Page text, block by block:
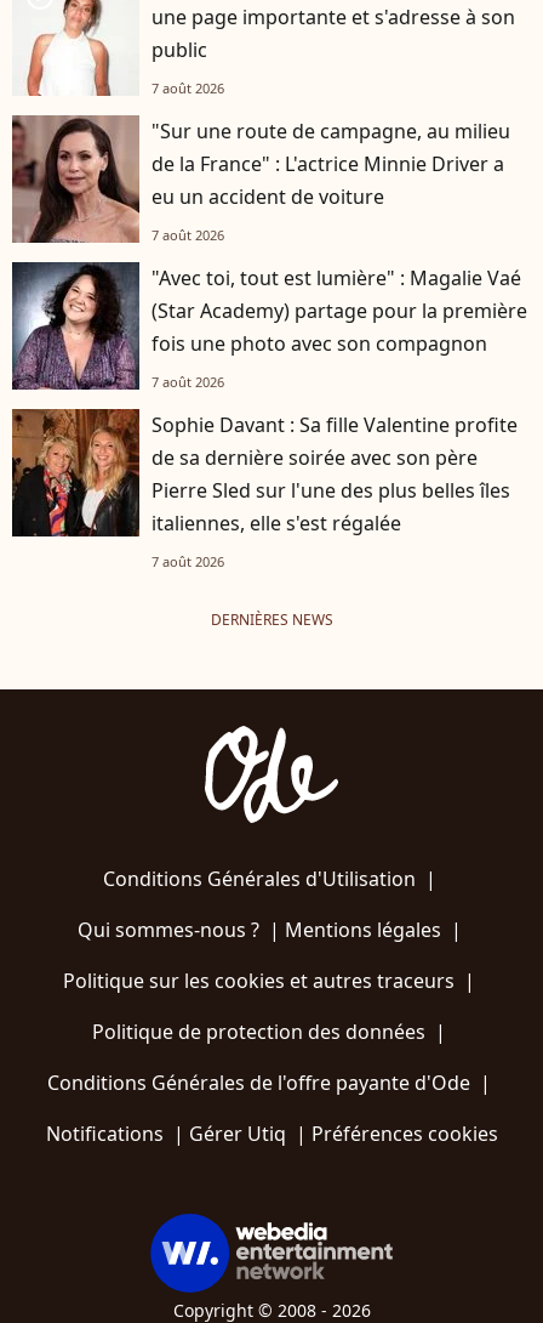
une page importante et s'adresse à son
public
7 août 2026
"Sur une route de campagne, au milieu
de la France" : L'actrice Minnie Driver a
eu un accident de voiture
7 août 2026
"Avec toi, tout est lumière" : Magalie Vaé
(Star Academy) partage pour la première
fois une photo avec son compagnon
7 août 2026
Sophie Davant : Sa fille Valentine profite
de sa dernière soirée avec son père
Pierre Sled sur l'une des plus belles îles
italiennes, elle s'est régalée
7 août 2026
DERNIÈRES NEWS
Conditions Générales d'Utilisation |
Qui sommes-nous ?| Mentions légales |
Politique sur les cookies et autres traceurs |
Politique de protection des données |
Conditions Générales de l'offre payante d'Ode |
Notifications | Gérer Utiq | Préférences cookies
Copyright © 2008 - 2026